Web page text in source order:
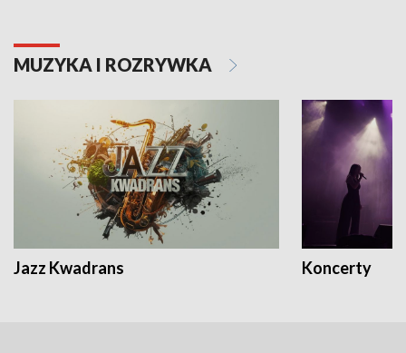
MUZYKA I ROZRYWKA
Jazz Kwadrans Koncerty